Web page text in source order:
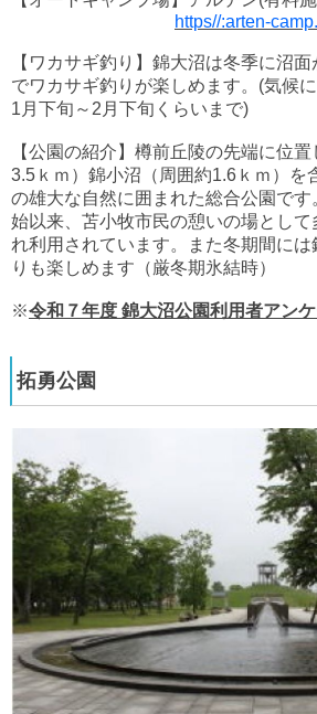
https//:arten-
【ワカサギ釣り】錦大沼は冬季に沼
でワカサギ釣りが楽しめます。(気候
1月下旬～2月下旬くらいまで)
【公園の紹介】樽前丘陵の先端に位
3.5ｋｍ）錦小沼（周囲約1.6ｋｍ）を
の雄大な自然に囲まれた総合公園です
始以来、苫小牧市民の憩いの場として
れ利用されています。また冬期間に
りも楽しめます（厳冬期氷結時）
※令和７年度 錦大沼公園利用者アン
拓勇公園